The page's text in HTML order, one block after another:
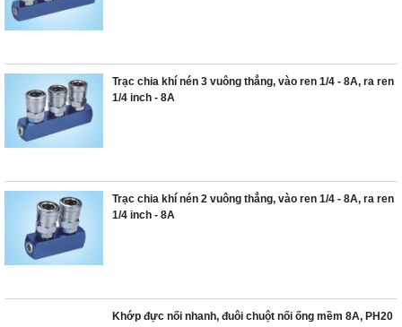
Trạc chia khí nén 3 vuông thẳng, vào ren 1/4 - 8A, ra ren
1/4 inch - 8A
Trạc chia khí nén 2 vuông thẳng, vào ren 1/4 - 8A, ra ren
1/4 inch - 8A
Khớp đực nối nhanh, đuôi chuột nối ống mềm 8A, PH20